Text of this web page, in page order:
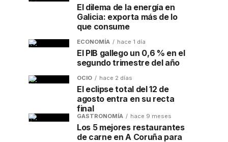
El dilema de la energía en
Galicia: exporta más de lo
que consume
ECONOMÍA hace 1 día
El PIB gallego un 0,6 % en el
segundo trimestre del año
OCIO hace 2 días
El eclipse total del 12 de
agosto entra en su recta
final
GASTRONOMÍA hace 9 meses
Los 5 mejores restaurantes
de carne en A Coruña para